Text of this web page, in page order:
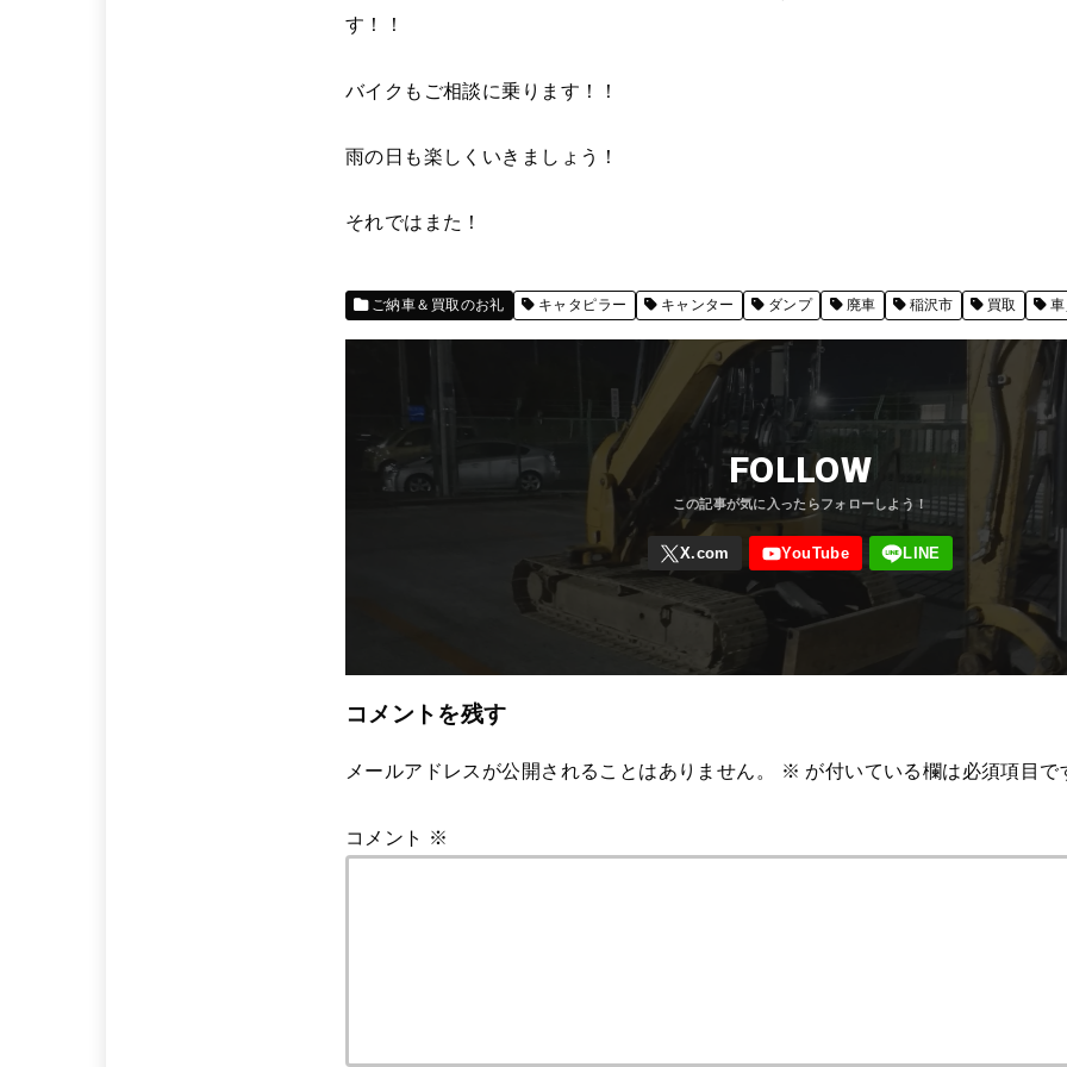
す！！
バイクもご相談に乗ります！！
雨の日も楽しくいきましょう！
それではまた！
ご納車＆買取のお礼 キャタピラー キャンター ダンプ 廃車 稲沢市 買取
FOLLOW
コメントを残す
メールアドレスが公開されることはありません。 ※ が付いている欄は必須項目で
コメント ※